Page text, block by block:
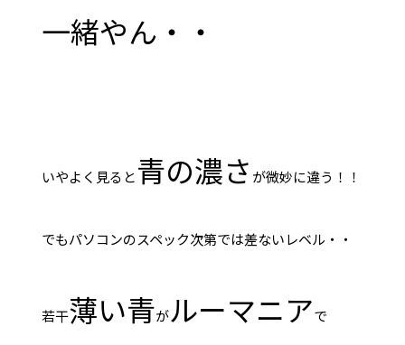
一緒やん・・
いやよく見ると青の濃さ が微妙に違う！！
でもパソコンのスペック次第では差ないレベル・・
若干薄い青がルーマニアで